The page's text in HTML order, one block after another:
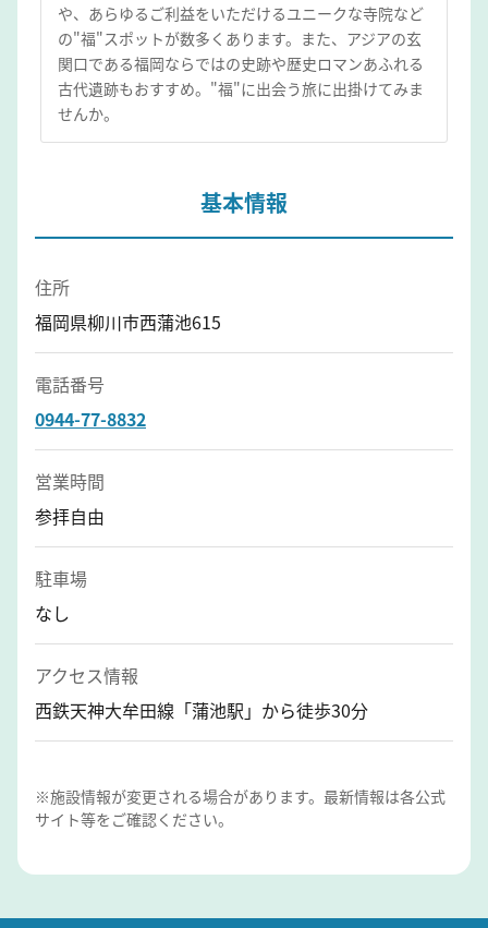
や、あらゆるご利益をいただけるユニークな寺院など
の"福"スポットが数多くあります。また、アジアの玄
関口である福岡ならではの史跡や歴史ロマンあふれる
古代遺跡もおすすめ。"福"に出会う旅に出掛けてみま
せんか。
基本情報
住所
福岡県柳川市西蒲池615
電話番号
0944-77-8832
営業時間
参拝自由
駐車場
なし
アクセス情報
西鉄天神大牟田線「蒲池駅」から徒歩30分
※施設情報が変更される場合があります。最新情報は各公式
サイト等をご確認ください。